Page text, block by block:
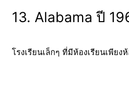
13. Alabama ปี
โรงเรียนเล็กๆ ที่มีห้องเรียนเพียง